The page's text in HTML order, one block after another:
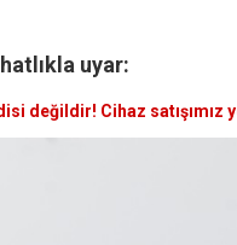
uyar:
değildir! Cihaz satışımız